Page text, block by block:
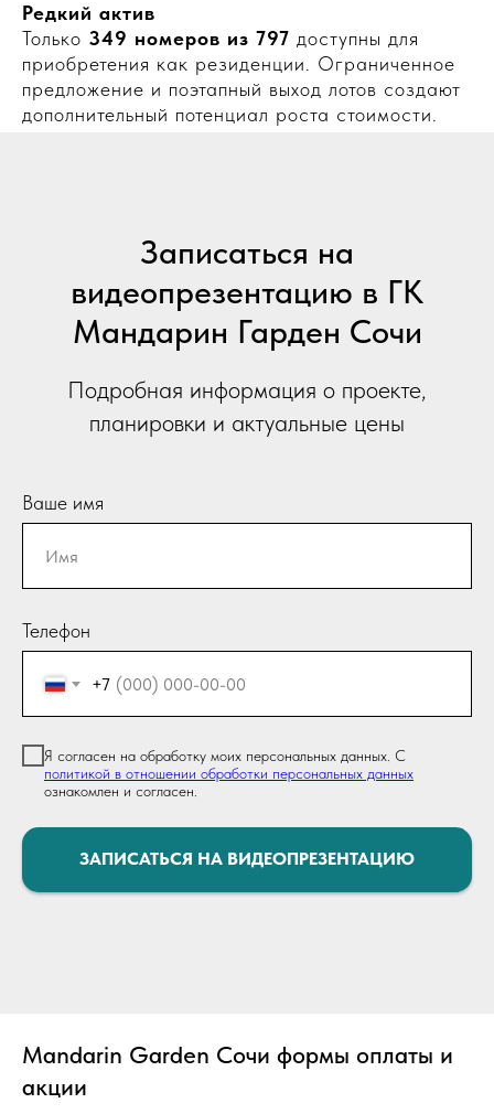
Редкий актив
Только 349 номеров из 797 доступны для
приобретения как резиденции. Ограниченное
предложение и поэтапный выход лотов создают
дополнительный потенциал роста стоимости.
Записаться на
видеопрезентацию в ГК
Мандарин Гарден Сочи
Подробная информация о проекте,
планировки и актуальные цены
Ваше имя
Телефон
+7
Я согласен на обработку моих персональных данных. С
политикой в отношении обработки персональных данных
ознакомлен и согласен.
ЗАПИСАТЬСЯ НА ВИДЕОПРЕЗЕНТАЦИЮ
Mandarin Garden Сочи формы оплаты и
акции